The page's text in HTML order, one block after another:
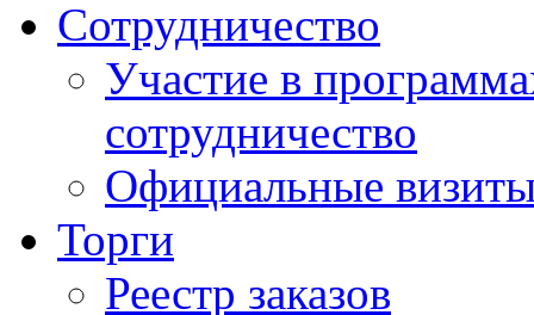
Сотрудничество
Участие в
сотрудничество
Официальные
Торги
Реестр заказов